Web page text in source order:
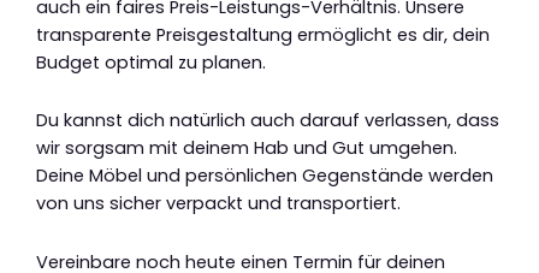
auch ein faires Preis-Leistungs-Verhältnis. Unsere
transparente Preisgestaltung ermöglicht es dir, dein
Budget optimal zu planen.
Du kannst dich natürlich auch darauf verlassen, dass
wir sorgsam mit deinem Hab und Gut umgehen.
Deine Möbel und persönlichen Gegenstände werden
von uns sicher verpackt und transportiert.
Vereinbare noch heute einen Termin für deinen